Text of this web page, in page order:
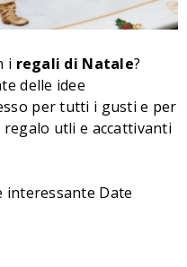
i regali di Natale?
delle idee
per tutti i gusti e per
utli e accattivanti
interessante Date